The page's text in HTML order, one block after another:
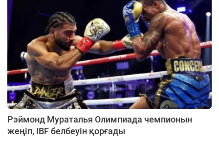
Рэймонд Мураталья Олимпиада чемпионын
жеңіп, IBF белбеуін қорғады